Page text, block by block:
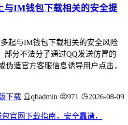
与IM钱包下载相关的安全提
起与IM钱包下载相关的安全风险
部分不法分子通过QQ发送仿冒的
伪造官方客服信息诱导用户点击，
下载 qbadmin 971 2026-08-09